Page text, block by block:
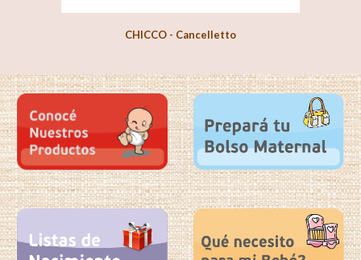
CHICCO - Cancelletto